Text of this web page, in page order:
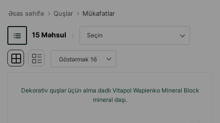
Əsas səhifə Quşlar Mükafatlar
15Məhsul
Dekorativ quşlar üçün alma dadlı Vitapol Wapienko Mineral Block
mineral daşı.